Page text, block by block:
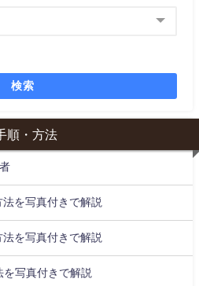
検索
順・方法
を写真付きで解説
を写真付きで解説
写真付きで解説